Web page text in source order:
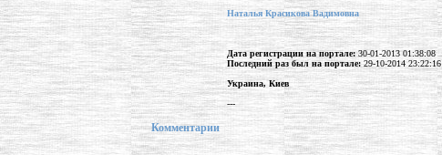
Наталья Красикова Вадимовна
Дата регистрации на портале: 30-01-2013 01:38:08
Последний раз был на портале:29-10-2014 23:22:16
Украина, Киев
---
Комментарии